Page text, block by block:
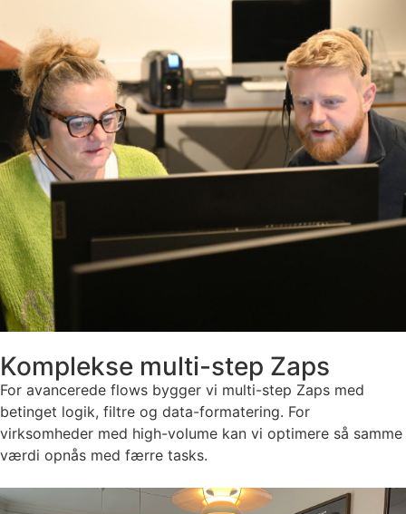
Komplekse multi-step Zaps
For avancerede flows bygger vi multi-step Zaps med
betinget logik, filtre og data-formatering. For
virksomheder med high-volume kan vi optimere så samme
værdi opnås med færre tasks.